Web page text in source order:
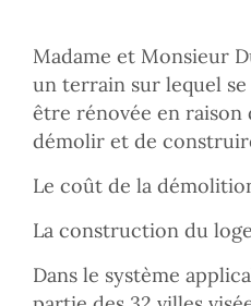
Madame et Monsieur
un terrain sur lequel
être rénovée en raison
démolir et de
Le coût de la
La construction du
Dans le système